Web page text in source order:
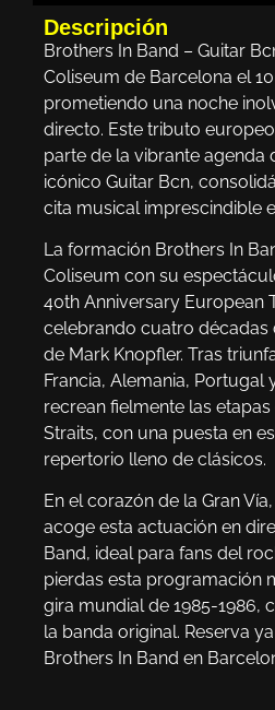
Descripción
Brothers In Band – Guitar
Coliseum de Barcelona el
prometiendo una noche
directo. Este tributo
parte de la vibrante agenda
icónico Guitar Bcn,
cita musical imprescindible
La formación Brothers In
Coliseum con su
40th Anniversary European
celebrando cuatro décadas
de Mark Knopfler. Tras
Francia, Alemania, Portugal
recrean fielmente las
Straits, con una puesta en
repertorio lleno de clásicos.
En el corazón de la Gran
acoge esta actuación en
Band, ideal para fans del
pierdas esta programación
gira mundial de 1985-1986,
la banda original. Reserva
Brothers In Band en